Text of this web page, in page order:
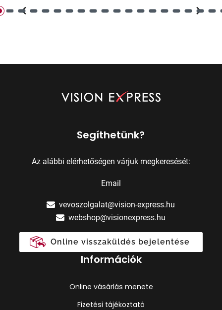
Segíthetünk?
Az alábbi elérhetőségen várjuk megkeresését:
Email
vevoszolgalat@vision-express.hu
webshop@visionexpress.hu
Online visszaküldés bejelentése
Információk
Online vásárlás menete
Fizetési tájékoztató